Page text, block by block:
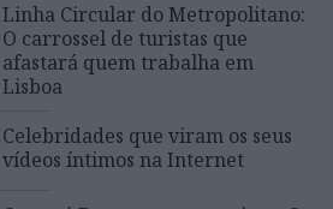
Linha Circular do Metropolitano:
O carrossel de turistas que
afastará quem trabalha em
Lisboa
Celebridades que viram os seus
vídeos íntimos na Internet